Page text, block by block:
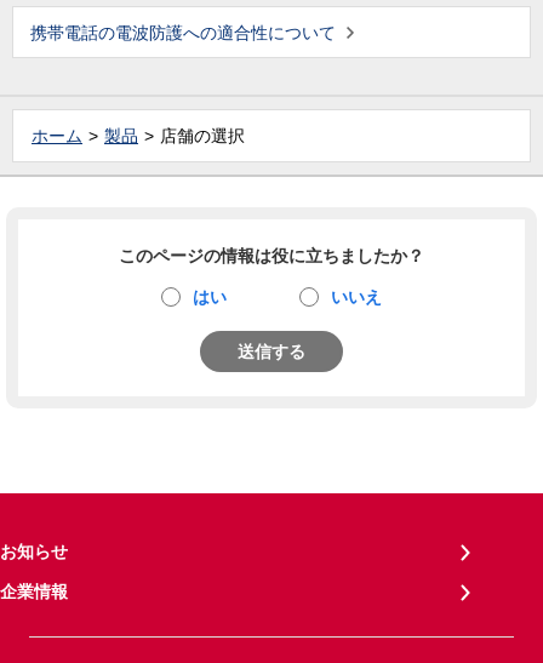
携帯電話の電波防護への適合性について
ホーム 製品 店舗の選択
このページの情報は役に立ちましたか？
はい いいえ
送信する
お知らせ
企業情報